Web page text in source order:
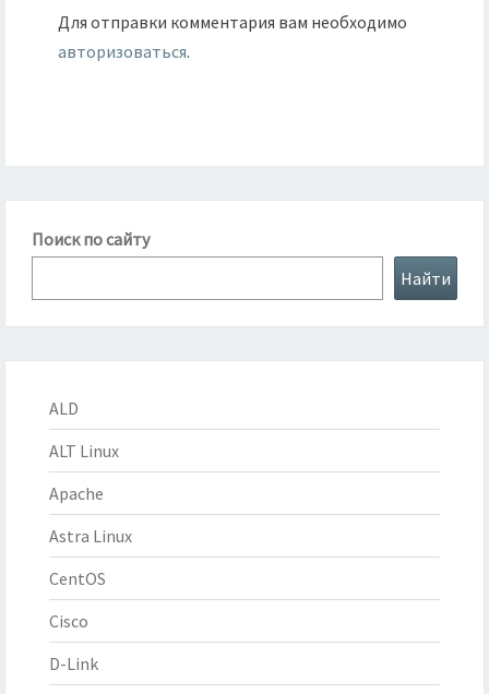
Для отправки комментария вам необходимо
авторизоваться.
Поиск по сайту
Найти
ALD
ALT Linux
Apache
Astra Linux
CentOS
Cisco
D-Link